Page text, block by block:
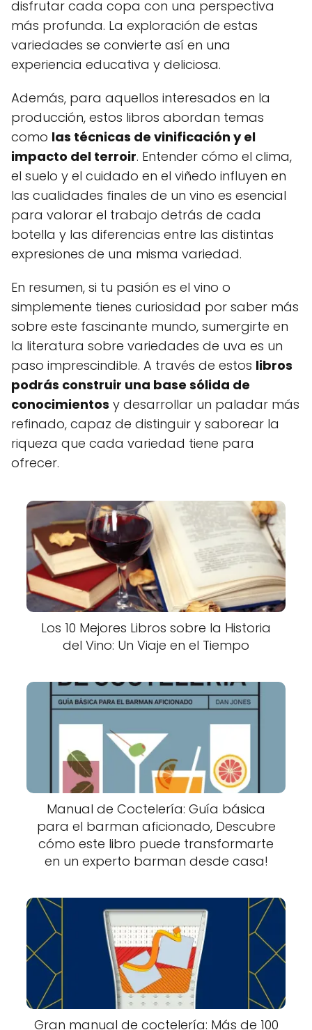
disfrutar cada copa con una perspectiva
más profunda. La exploración de estas
variedades se convierte así en una
experiencia educativa y deliciosa.
Además, para aquellos interesados en la
producción, estos libros abordan temas
como las técnicas de vinificación y el
impacto del terroir. Entender cómo el clima,
el suelo y el cuidado en el viñedo influyen en
las cualidades finales de un vino es esencial
para valorar el trabajo detrás de cada
botella y las diferencias entre las distintas
expresiones de una misma variedad.
En resumen, si tu pasión es el vino o
simplemente tienes curiosidad por saber más
sobre este fascinante mundo, sumergirte en
la literatura sobre variedades de uva es un
paso imprescindible. A través de estos libros
podrás construir una base sólida de
conocimientos y desarrollar un paladar más
refinado, capaz de distinguir y saborear la
riqueza que cada variedad tiene para
ofrecer.
Los 10 Mejores Libros sobre la Historia
del Vino: Un Viaje en el Tiempo
Manual de Coctelería: Guía básica
para el barman aficionado, Descubre
cómo este libro puede transformarte
en un experto barman desde casa!
Gran manual de coctelería: Más de 100